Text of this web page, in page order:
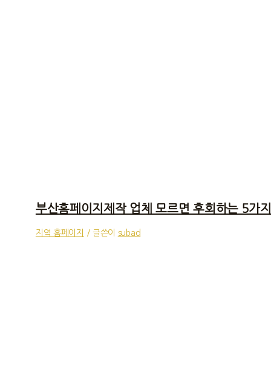
부산홈페이지제작 업체 모르면 후회하는 5가
지역 홈페이지 / 글쓴이 subad